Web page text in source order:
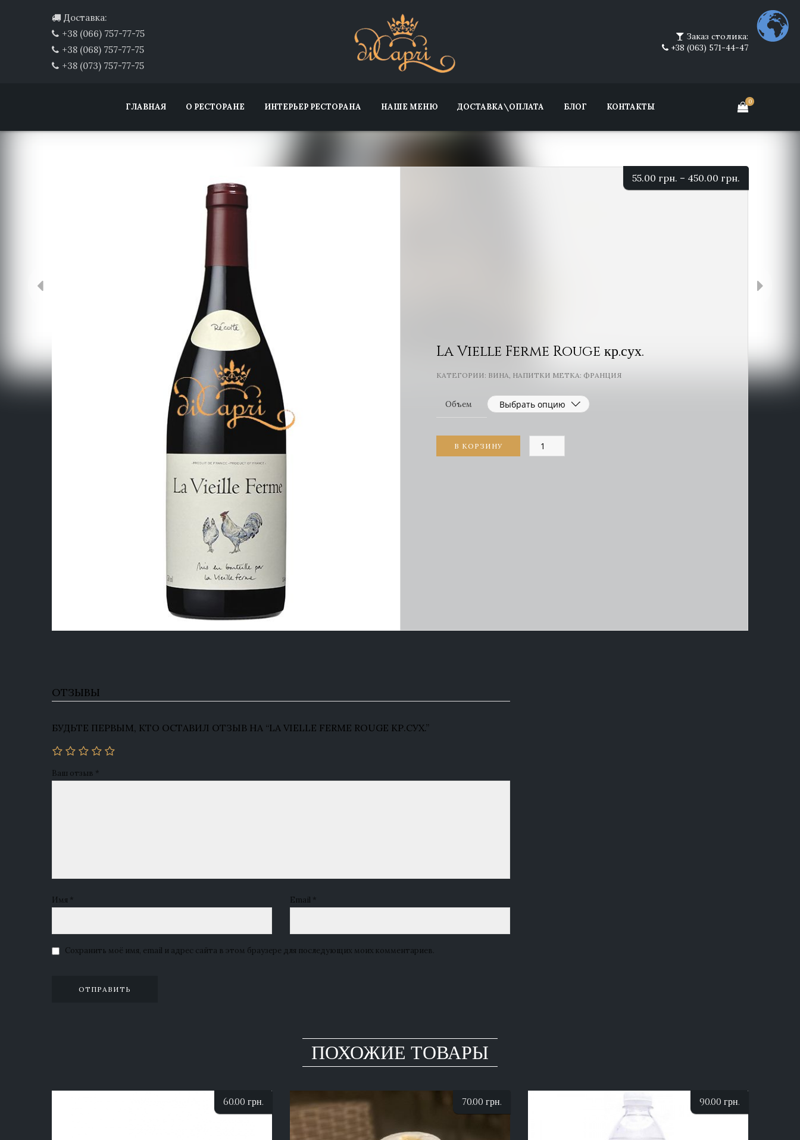
Доставка:
+38 (066) 757-77-75
+38 (068) 757-77-75
+38 (073) 757-77-75
Заказ столика:
+38 (063) 571-44-47
0
ГЛАВНАЯ О РЕСТОРАНЕ ИНТЕРЬЕР РЕСТОРАНА НАШЕ МЕНЮ ДОСТАВКА\ОПЛАТА БЛОГ КОНТАКТЫ
La Vielle Ferme Rouge кр.сух.
55.00 грн. – 450.00 грн.
КАТЕГОРИИ: ВИНА, НАПИТКИ МЕТКА: ФРАНЦИЯ
Объем
Количество
товара
La
В КОРЗИНУ
ОТЗЫВЫ
БУДЬТЕ ПЕРВЫМ, КТО ОСТАВИЛ ОТЗЫВ НА “LA VIELLE FERME ROUGE КР.СУХ.”
Ваш отзыв *
Имя * Email *
Сохранить моё имя, email и адрес сайта в этом браузере для последующих моих комментариев.
ПОХОЖИЕ ТОВАРЫ
60.00 грн. 70.00 грн. 90.00 грн.